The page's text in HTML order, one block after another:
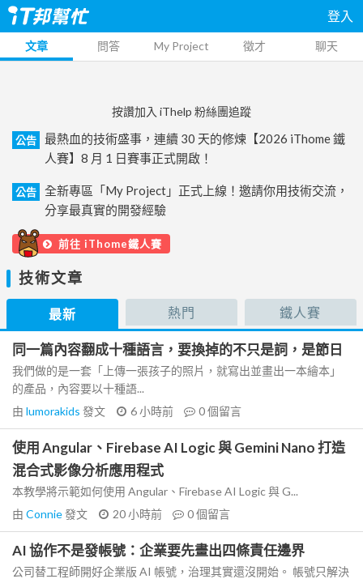
登入
文章 問答 My Project 徵才 聊天
按讚加入 iThelp 粉絲團追蹤
公告
最熱血的技術盛事，連續 30 天的修煉【2026 iThome 鐵
人賽】8 月 1 日賽事正式開啟！
公告
全新專區「My Project」正式上線！邀請你用技術交流，
分享最真實的開發經驗
前往 iThome鐵人賽
技術文章
最新 熱門 鐵人賽
同一篇內容翻成十種語言，要換掉的不只是詞，是節日
我們做的是一套「上傳一張孩子的照片，就寫出並畫出一本繪本」
的產品，內容要以十種語...
由 lumorakids 發文 6 小時前 0個留言
使用 Angular、Firebase AI Logic 與 Gemini Nano 打造
混合式影像分析應用程式
本教學將示範如何使用 Angular、Firebase AI Logic 與 G...
由 Connie發文 20 小時前 0個留言
AI 協作不是發帳號：企業要先畫出四條責任邊界
公司替工程師開好企業版 AI 帳號，治理其實還沒開始。 帳號只解決